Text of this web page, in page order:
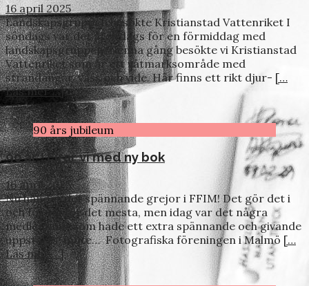
16 april 2025
Landskapsgruppen besökte Kristianstad Vattenriket I
söndags var det åter dags för en förmiddag med
landskapsgruppen. Denna gång besökte vi Kristianstad
Vattenriket som är ett våtmarksområde med
strandängar, vass och vide. Här finns ett rikt djur- […
Läs mer …]
90 års jubileum
90 år ! Firar vi med ny bok
16 april 2025
Nu händer det spännande grejor i FFIM! Det gör det i
och för sig för det mesta, men idag var det några
medlemmar som hade ett extra spännande och givande
uppstarts-möte… Fotografiska föreningen i Malmö […
Läs mer …]